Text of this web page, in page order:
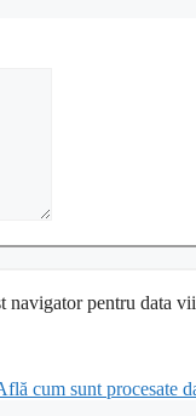
pentru data
cum sunt procesate